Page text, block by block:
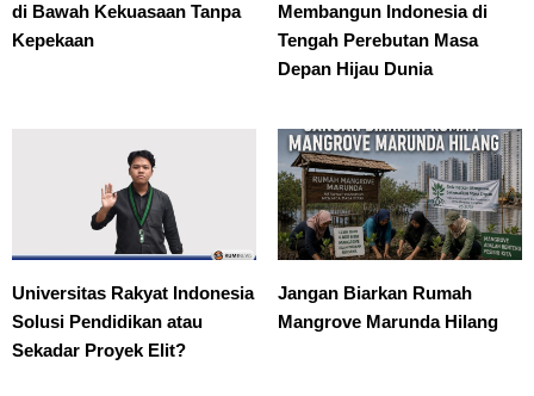
di Bawah Kekuasaan Tanpa
Kepekaan
Membangun Indonesia di
Tengah Perebutan Masa
Depan Hijau Dunia
Universitas Rakyat Indonesia
Solusi Pendidikan atau
Sekadar Proyek Elit?
Jangan Biarkan Rumah
Mangrove Marunda Hilang